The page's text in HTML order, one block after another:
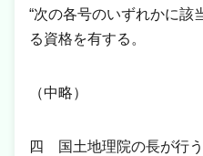
“次の各号のいずれかに該
る資格を有する。
（中略）
四 国土地理院の長が行